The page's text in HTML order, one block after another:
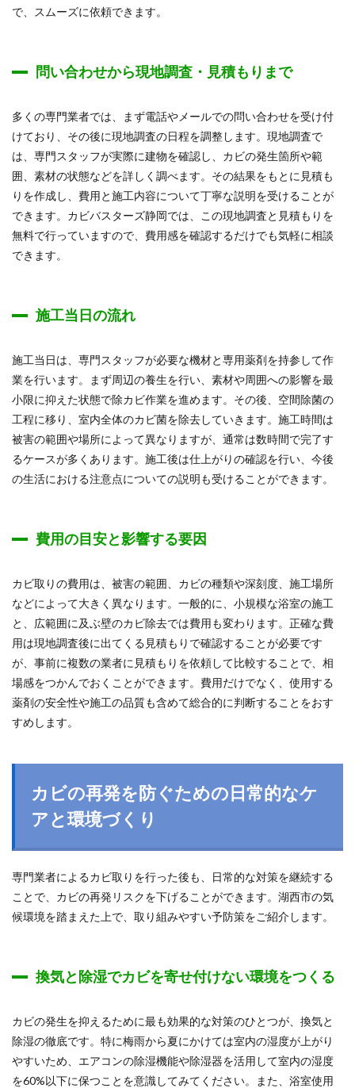
で、スムーズに依頼できます。
問い合わせから現地調査・見積もりまで
多くの専門業者では、まず電話やメールでの問い合わせを受け付
けており、その後に現地調査の日程を調整します。現地調査で
は、専門スタッフが実際に建物を確認し、カビの発生箇所や範
囲、素材の状態などを詳しく調べます。その結果をもとに見積も
りを作成し、費用と施工内容について丁寧な説明を受けることが
できます。カビバスターズ静岡では、この現地調査と見積もりを
無料で行っていますので、費用感を確認するだけでも気軽に相談
できます。
施工当日の流れ
施工当日は、専門スタッフが必要な機材と専用薬剤を持参して作
業を行います。まず周辺の養生を行い、素材や周囲への影響を最
小限に抑えた状態で除カビ作業を進めます。その後、空間除菌の
工程に移り、室内全体のカビ菌を除去していきます。施工時間は
被害の範囲や場所によって異なりますが、通常は数時間で完了す
るケースが多くあります。施工後は仕上がりの確認を行い、今後
の生活における注意点についての説明も受けることができます。
費用の目安と影響する要因
カビ取りの費用は、被害の範囲、カビの種類や深刻度、施工場所
などによって大きく異なります。一般的に、小規模な浴室の施工
と、広範囲に及ぶ壁のカビ除去では費用も変わります。正確な費
用は現地調査後に出てくる見積もりで確認することが必要です
が、事前に複数の業者に見積もりを依頼して比較することで、相
場感をつかんでおくことができます。費用だけでなく、使用する
薬剤の安全性や施工の品質も含めて総合的に判断することをおす
すめします。
カビの再発を防ぐための日常的なケ
アと環境づくり
専門業者によるカビ取りを行った後も、日常的な対策を継続する
ことで、カビの再発リスクを下げることができます。湖西市の気
候環境を踏まえた上で、取り組みやすい予防策をご紹介します。
換気と除湿でカビを寄せ付けない環境をつくる
カビの発生を抑えるために最も効果的な対策のひとつが、換気と
除湿の徹底です。特に梅雨から夏にかけては室内の湿度が上がり
やすいため、エアコンの除湿機能や除湿器を活用して室内の湿度
を60%以下に保つことを意識してみてください。また、浴室使用